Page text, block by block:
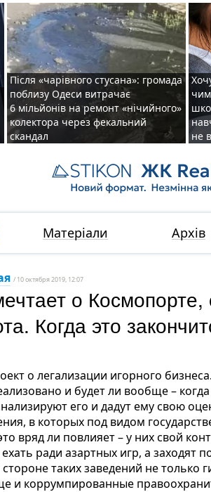
Після «чарівного стусана»: громада
поблизу Одеси витрачає
6 мільйонів на ремонт «нічийного»
колектора через фекальний
скандал
не
Матеріали Архів
/ 10 октября 2019, 12:07
о
Когда это
о легализации игорного
и будет ли вообще –
его и дадут ему свою
в которых под видом
вряд ли повлияет – у них свой
ради азартных игр, а заходят
таких заведений не только
и коррумпированные